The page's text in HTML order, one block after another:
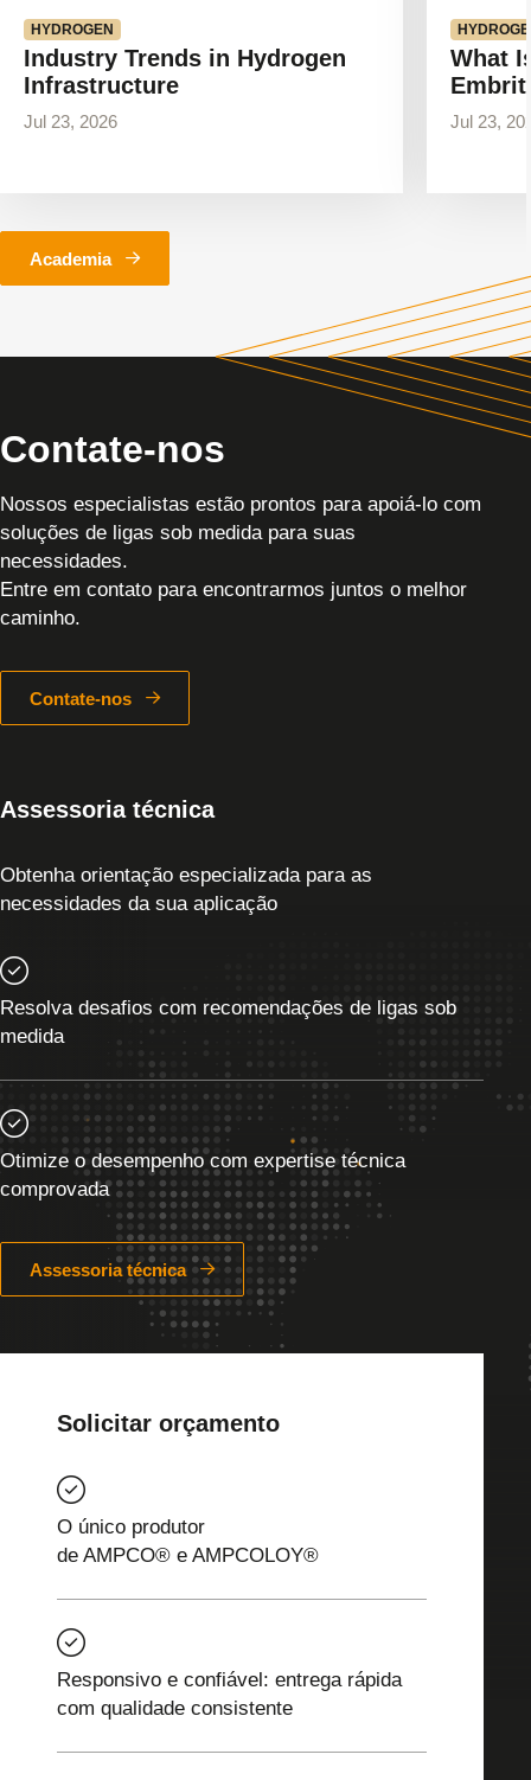
HYDROGEN
Industry Trends in Hydrogen
Infrastructure
Jul 23, 2026
What
Jul 23,
Academia
Contate-nos
Nossos especialistas estão prontos para apoiá-lo com
soluções de ligas sob medida para suas
necessidades.
Entre em contato para encontrarmos juntos o melhor
caminho.
Contate-nos
Assessoria técnica
Obtenha orientação especializada para as
necessidades da sua aplicação
Resolva desafios com recomendações de ligas sob
medida
Otimize o desempenho com expertise técnica
comprovada
Assessoria técnica
Solicitar orçamento
O único produtor
de AMPCO® e AMPCOLOY®
Responsivo e confiável: entrega rápida
com qualidade consistente